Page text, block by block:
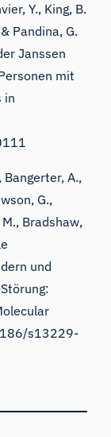
Y., King, B.
Pandina, G.
Janssen
mit
in
Bangerter, A.,
G.,
Bradshaw,
und
s13229-